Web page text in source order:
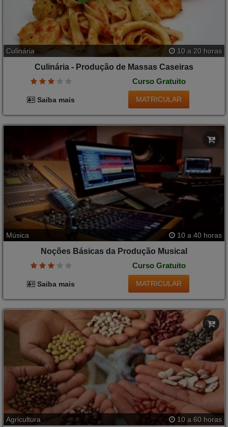
Culinária 10 a 20 horas
Culinária - Produção de Massas Caseiras
Curso Gratuito
Saiba mais MATRICULAR
Música 10 a 40 horas
Noções Básicas da Produção Musical
Curso Gratuito
Saiba mais MATRICULAR
Agricultura 10 a 60 horas